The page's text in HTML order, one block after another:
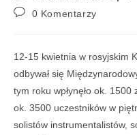
0 Komentarzy
12-15 kwietnia w rosyjskim
odbywał się
tym roku wpłynęło ok. 1500
ok. 3500 uczestników w
solistów instrumentalistów,